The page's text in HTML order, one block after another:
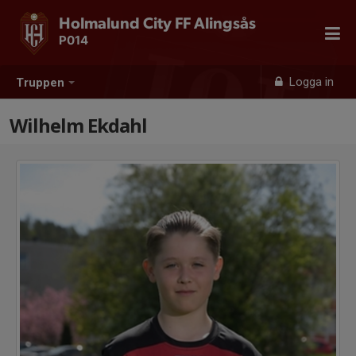
Truppen Logga in
Holmalund City FF Alingsås
P014
Wilhelm Ekdahl